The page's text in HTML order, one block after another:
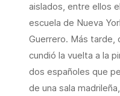
aislados, entre ellos
escuela de Nueva
Guerrero. Más tarde,
cundió la vuelta a la
dos españoles que
de una sala